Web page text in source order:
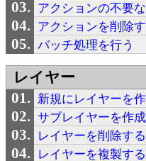
アクションの不要
アクションを削除
バッチ処理を行う
レイヤー
新規にレイヤーを
サブレイヤーを作
レイヤーを削除する
レイヤーを複製する